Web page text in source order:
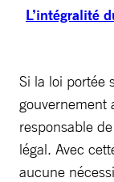
L’intégralité
Si la loi portée
gouvernement
responsable
légal. Avec
aucune